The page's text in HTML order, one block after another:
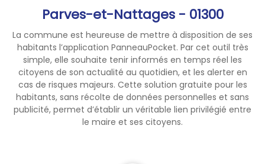
Parves-et-Nattages - 01300
La commune est heureuse de mettre à disposition de ses
habitants l’application PanneauPocket. Par cet outil très
simple, elle souhaite tenir informés en temps réel les
citoyens de son actualité au quotidien, et les alerter en
cas de risques majeurs. Cette solution gratuite pour les
habitants, sans récolte de données personnelles et sans
publicité, permet d’établir un véritable lien privilégié entre
le maire et ses citoyens.
De 18h à 22h tous les jours
ouvrés
Les week-end et jours fériés
de 8h à 22h00.
Ce numéro doit êtreutilisé en
dehors des horaires
d’ouverture de la mairie.
Ce dispositif a pour objectifs
en situation de crise ou